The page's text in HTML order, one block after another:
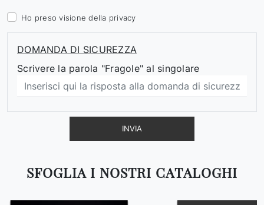
SFOGLIA I NOSTRI CATALOGHI
Ho preso visione della privacy
DOMANDA DI SICUREZZA
Scrivere la parola "Fragole" al singolare
INVIA